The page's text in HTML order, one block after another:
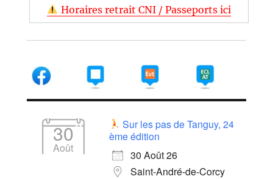
Horaires retrait CNI / Passeports ici
30
Août
Sur les pas de Tanguy, 24
ème édition
30 Août 26
Saint-André-de-Corcy